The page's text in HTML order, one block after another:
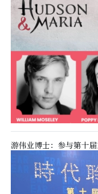
游伟业博士：参与第十